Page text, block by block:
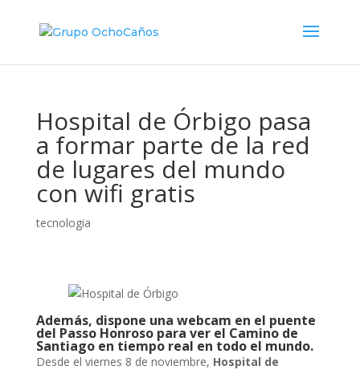
Hospital de Órbigo pasa
a formar parte de la red
de lugares del mundo
con wifi gratis
tecnologia
Además, dispone una webcam en el puente
del Passo Honroso para ver el Camino de
Santiago en tiempo real en todo el mundo.
Desde el viernes 8 de noviembre, Hospital de